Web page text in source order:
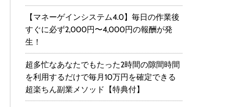
【マネーゲインシステム4.0】毎日の作業後
すぐに必ず2,000円〜4,000円の報酬が発
生！
超多忙なあなたでもたった2時間の隙間時間
を利用するだけで毎月10万円を確定できる
超楽ちん副業メソッド【特典付】